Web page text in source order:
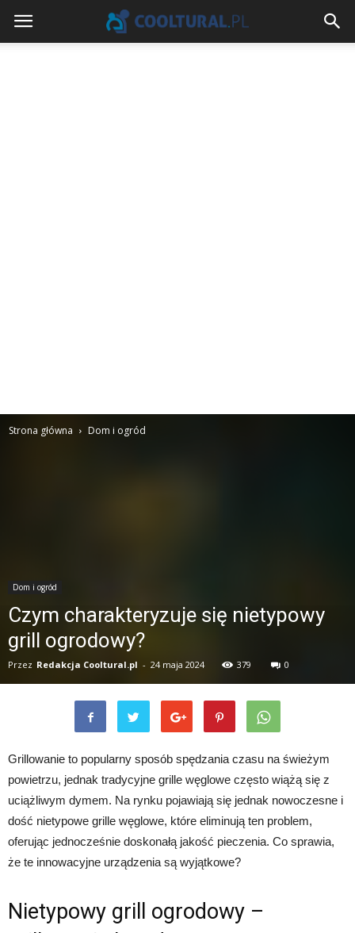
Strona główna Dom i ogród
Dom i ogród
Czym charakteryzuje się nietypowy
grill ogrodowy?
Przez Redakcja Cooltural.pl - 24 maja 2024 379 0
Grillowanie to popularny sposób spędzania czasu na świeżym
powietrzu, jednak tradycyjne grille węglowe często wiążą się z
uciążliwym dymem. Na rynku pojawiają się jednak nowoczesne i
dość nietypowe grille węglowe, które eliminują ten problem,
oferując jednocześnie doskonałą jakość pieczenia. Co sprawia,
że te innowacyjne urządzenia są wyjątkowe?
Nietypowy grill ogrodowy –